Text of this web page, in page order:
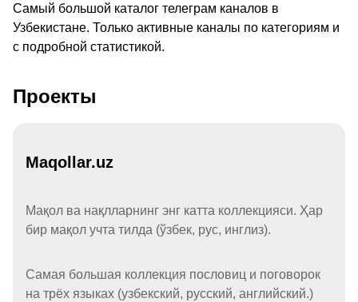
Самый большой каталог телеграм каналов в
Узбекистане. Только активные каналы по категориям и
с подробной статистикой.
Проекты
Maqollar.uz
Мақол ва нақлларнинг энг катта коллекцияси. Ҳар
бир мақол учта тилда (ўзбек, рус, инглиз).
Самая большая коллекция пословиц и поговорок
на трёх языках (узбекский, русский, английский.)